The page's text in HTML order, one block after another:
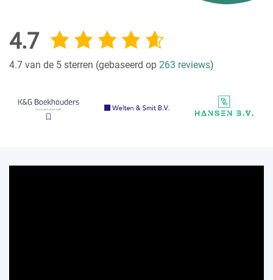
4.7
4.7 van de 5 sterren (gebaseerd op 263 reviews)